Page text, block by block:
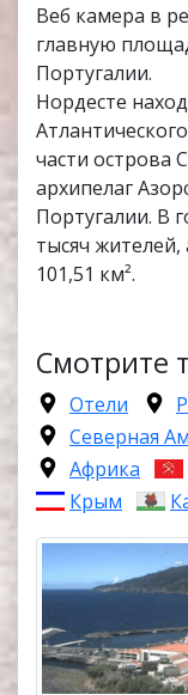
Веб камера в
главную
Португалии.
Нордесте
части острова
архипелаг
Португалии. В
тысяч
101,51 км².
Смотрите
Отели
Северная
Африка
Крым